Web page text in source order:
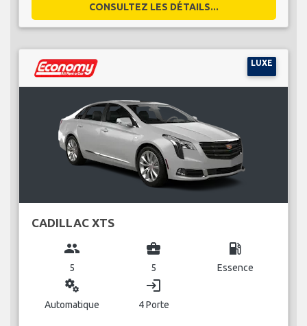
CONSULTEZ LES DÉTAILS...
LUXE
CADILLAC XTS
group
5
business_center
5
local_gas_station
Essence
miscellaneous_services
Automatique
login
4 Porte